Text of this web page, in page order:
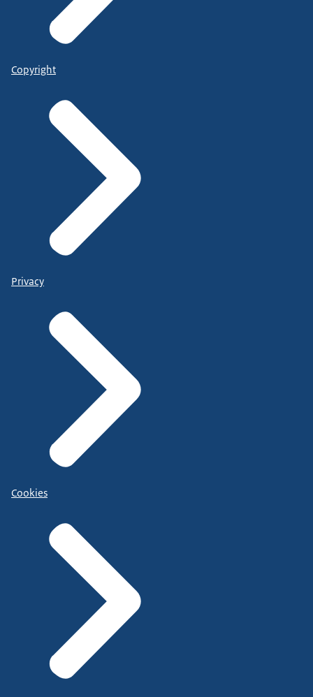
Copyright
Privacy
Cookies